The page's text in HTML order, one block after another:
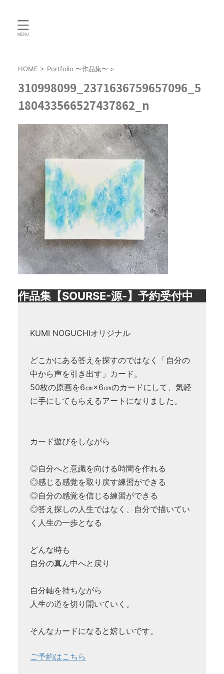
HOME > Portfolio 〜作品集〜 >
310998099_2371636759657096_5
180433566527437862_n
作品集【SOURSE-源-】予約受付中
KUMI NOGUCHIオリジナル
どこかにある答えを探すのではなく「自分の
中から声を引き出す」カード。
50枚の原画を6㎝×6㎝のカードにして、気軽
に手にしてもらえるアートになりました。
カード遊びをしながら
◎自分へと意識を向ける時間を作れる
◎感じる感覚を取り戻す練習ができる
◎自分の感覚を信じる練習ができる
◎答え探しの人生ではなく、自分で描いてい
く人生の一歩となる
どんな時も
自分の真ん中へと戻り
自分軸を持ちながら
人生の道を切り開いていく。
そんなカードになると嬉しいです。
ご予約はこちら